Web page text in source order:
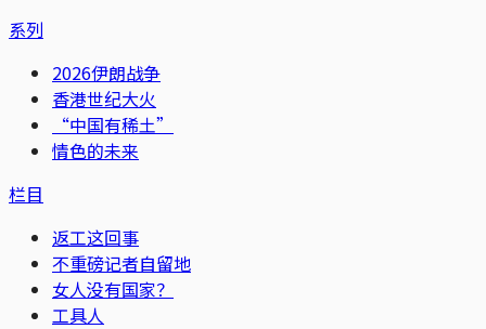
系列
2026伊朗战争
香港世纪大火
“中国有稀土”
情色的未来
栏目
返工这回事
不重磅记者自留地
女人没有国家？
工具人